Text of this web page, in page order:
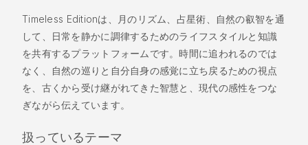
Timeless Editionは、月のリズム、占星術、自然の叡智を通
して、日常を静かに調律するためのライフスタイルと知識
を共有するプラットフォームです。時間に追われるのでは
なく、自然の巡りと自分自身の感覚に立ち戻るための視点
を、古くから受け継がれてきた智慧と、現代の感性をつな
ぎながら伝えています。
扱っているテーマ